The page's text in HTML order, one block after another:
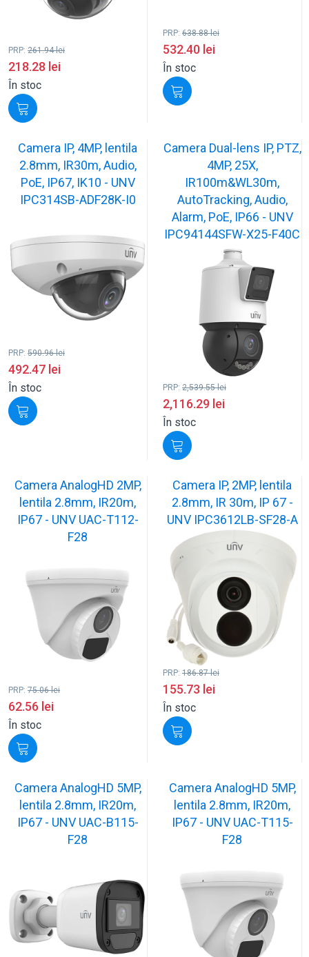
PRP: 261.94lei
218.28 lei
În stoc
PRP: 638.88lei
532.40 lei
În stoc
Camera IP, 4MP, lentila
2.8mm, IR30m, Audio,
PoE, IP67, IK10 - UNV
IPC314SB-ADF28K-I0
PRP: 590.96lei
492.47 lei
În stoc
Camera Dual-lens IP, PTZ,
4MP, 25X,
IR100m&WL30m,
AutoTracking, Audio,
Alarm, PoE, IP66 - UNV
IPC94144SFW-X25-F40C
PRP: 2,539.55lei
2,116.29 lei
În stoc
Camera AnalogHD 2MP,
lentila 2.8mm, IR20m,
IP67 - UNV UAC-T112-
F28
PRP: 75.06lei
62.56 lei
În stoc
Camera IP, 2MP, lentila
2.8mm, IR 30m, IP 67 -
UNV IPC3612LB-SF28-A
PRP: 186.87lei
155.73 lei
În stoc
Camera AnalogHD 5MP,
lentila 2.8mm, IR20m,
IP67 - UNV UAC-B115-
F28
Camera AnalogHD 5MP,
lentila 2.8mm, IR20m,
IP67 - UNV UAC-T115-
F28